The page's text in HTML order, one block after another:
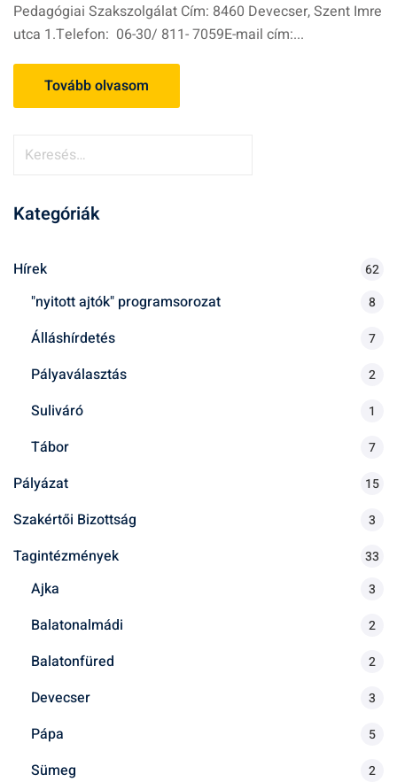
Pedagógiai Szakszolgálat Cím: 8460 Devecser, Szent Imre
utca 1.Telefon: 06-30/ 811- 7059E-mail cím:...
Tovább olvasom
e
é
Kategóriák
Hírek 62
"nyitott ajtók" programsorozat 8
Álláshírdetés 7
Pályaválasztás 2
Suliváró 1
Tábor 7
Pályázat 15
Szakértői Bizottság 3
Tagintézmények 33
Ajka 3
Balatonalmádi 2
Balatonfüred 2
Devecser 3
Pápa 5
Sümeg 2